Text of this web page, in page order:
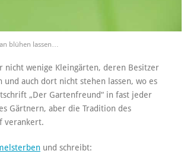
blühen lassen…
nicht wenige Kleingärten, deren Besitzer
auch dort nicht stehen lassen, wo es
„Der Gartenfreund“ in fast jeder
Gärtnern, aber die Tradition des
verankert.
und schreibt: